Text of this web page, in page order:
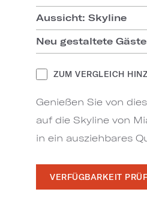
Aussicht: Skyline
Neu gestaltete
ZUM VERGLEICH
Genießen Sie von
auf die Skyline von
in ein ausziehbares
VERFÜGBARKEIT